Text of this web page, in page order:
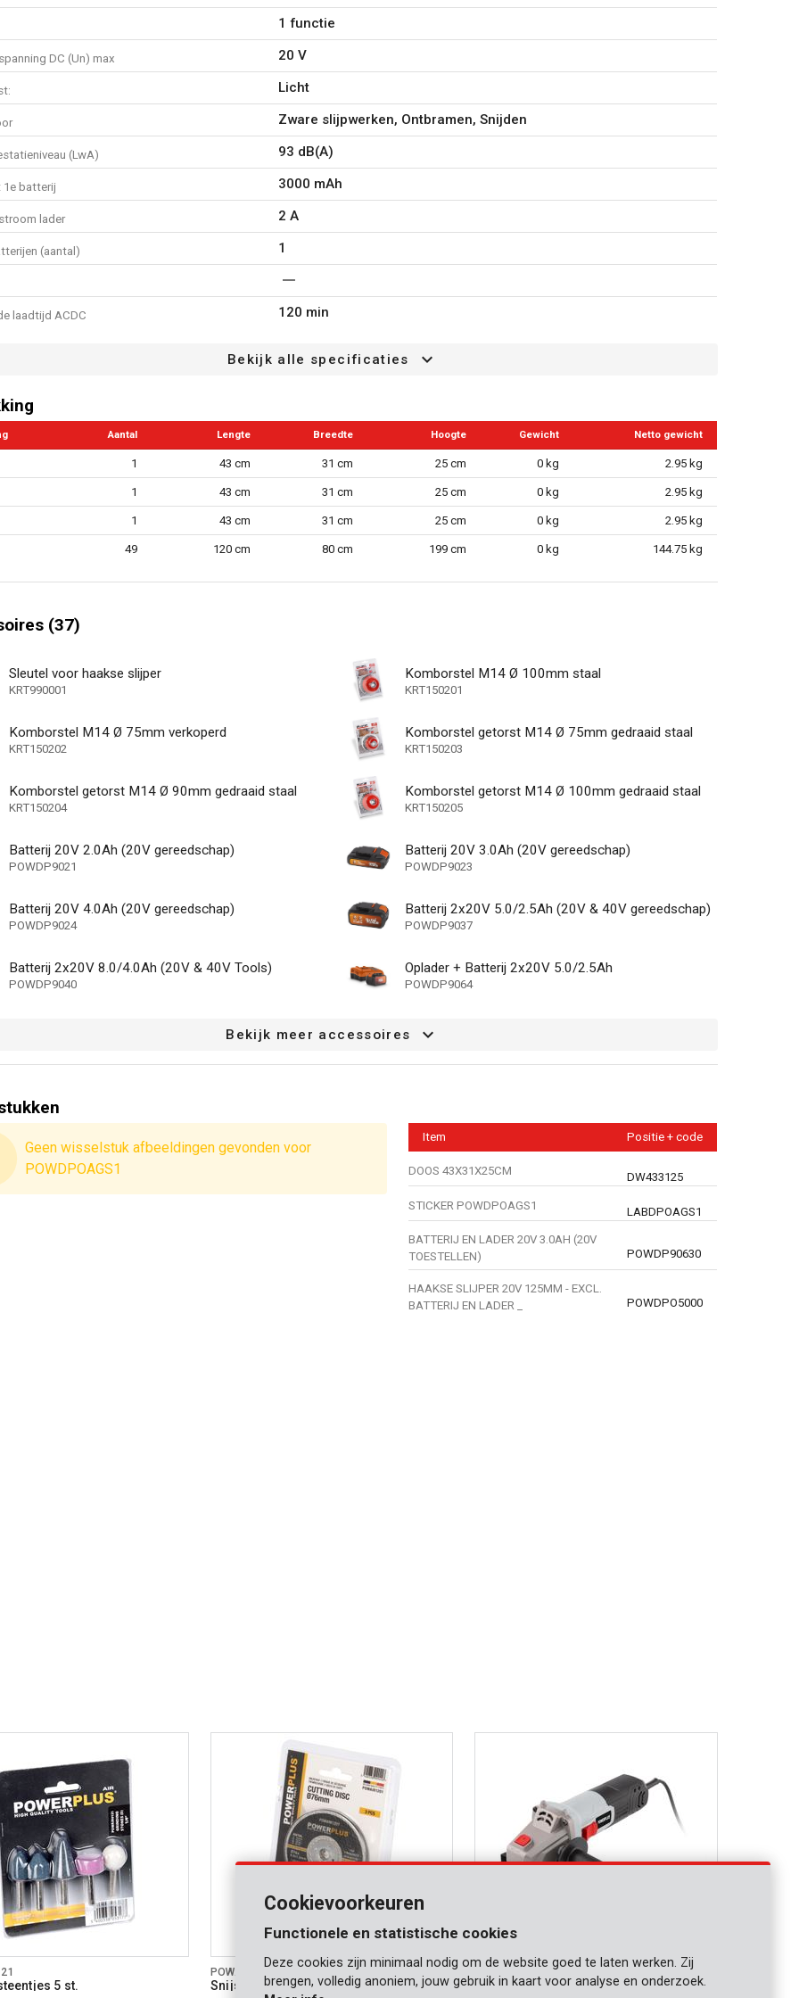
Nominale spanning: 20 V
Max. toerental: 8000 min-1
Grootte asgat: 22.3 mm
Schijfdiameter: 125 mm
Batterij: 20 V (3000 mAh)
Wat zit er in de verpakking?
1x haakse slijper
1x batterijlader
1x batterij
1x gecombineerde beschermkap
1x sleutel
1x hulphandgreep
1 functie
DC (Un) max 20 V
Licht
Zware slijpwerken, Ontbramen, Snijden
(LwA) 93 dB(A)
batterij 3000 mAh
lader 2 A
(aantal) 1
laadtijd ACDC 120 min
22.3 mm
inbegrepen
de schijf
koolborstel
(g)
indicator
max
(materiaal) Aluminium, Beton, Metaal, Steen
Bekijk alle specificaties
Aantal Lengte Breedte Hoogte Gewicht Netto gewicht
1 43 cm 31 cm 25 cm 0 kg 2.95 kg
1 43 cm 31 cm 25 cm 0 kg 2.95 kg
1 43 cm 31 cm 25 cm 0 kg 2.95 kg
49 120 cm 80 cm 199 cm 0 kg 144.75 kg
(37)
Sleutel voor haakse slijper
KRT990001
Komborstel M14 Ø 100mm staal
KRT150201
Komborstel M14 Ø 75mm verkoperd
KRT150202
Komborstel getorst M14 Ø 75mm gedraaid staal
KRT150203
Komborstel getorst M14 Ø 90mm gedraaid staal
KRT150204
Komborstel getorst M14 Ø 100mm gedraaid staal
KRT150205
Batterij 20V 2.0Ah (20V gereedschap)
POWDP9021
Batterij 20V 3.0Ah (20V gereedschap)
POWDP9023
Batterij 20V 4.0Ah (20V gereedschap)
POWDP9024
Batterij 2x20V 5.0/2.5Ah (20V & 40V gereedschap)
POWDP9037
Batterij 2x20V 8.0/4.0Ah (20V & 40V Tools)
POWDP9040
Oplader + Batterij 2x20V 5.0/2.5Ah
POWDP9064
Bekijk meer accessoires
Geen wisselstuk afbeeldingen gevonden voor
POWDPOAGS1
Item Positie + code
DOOS 43X31X25CM DW433125
STICKER POWDPOAGS1 LABDPOAGS1
BATTERIJ EN LADER 20V 3.0AH (20V
TOESTELLEN)
POWDP90630
HAAKSE SLIJPER 20V 125MM - EXCL.
BATTERIJ EN LADER _
POWDPO5000
5 st.
POWAIR1201
Snijschijf 76mm - 3 st. Haakse slijper 500W Ø 115mm
Cookievoorkeuren
Functionele en statistische cookies
Deze cookies zijn minimaal nodig om de website goed te laten werken. Zij
brengen, volledig anoniem, jouw gebruik in kaart voor analyse en onderzoek.